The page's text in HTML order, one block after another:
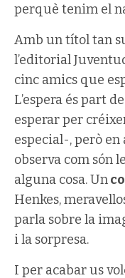
perquè tenim el
Amb un títol tan
l’editorial
cinc amics que
L’espera és part
esperar per
especial-, però
observa com són
alguna cosa. Un
Henkes,
parla sobre la
i la sorpresa.
I per acabar us